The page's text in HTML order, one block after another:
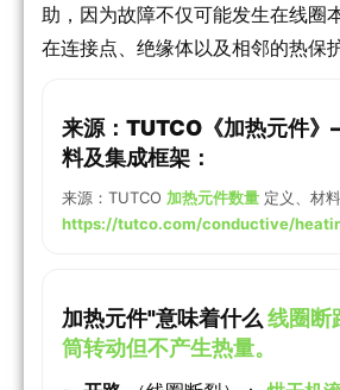
助，因为故障不仅可能发生在线圈
在连接点、绝缘体以及相邻的热保
来源：TUTCO《加热元件
料及集成框架：
来源：TUTCO 加热元件数量 定义、材
https://tutco.com/conductive/
加热元件"意味着什么线圈断
筒转动但不产生热量。